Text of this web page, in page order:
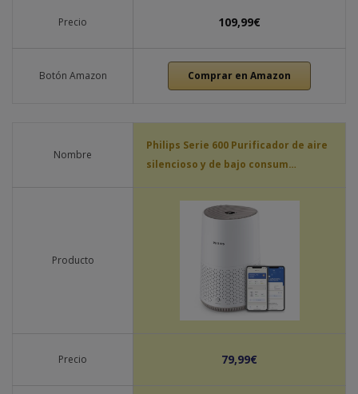
Precio 109,99€
Botón Amazon Comprar en Amazon
Nombre
Philips Serie 600 Purificador de aire
silencioso y de bajo consum…
Producto
Precio 79,99€